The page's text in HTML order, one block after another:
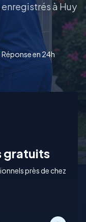
à Huy
Réponse en 24h
gratuits
près de chez